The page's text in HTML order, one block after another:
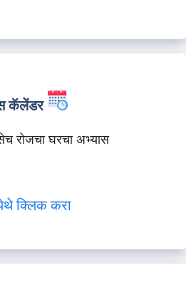
कॅलेंडर
रोजचा घरचा अभ्यास
क्लिक करा